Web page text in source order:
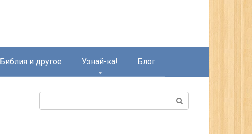
Библия и другое Узнай-ка! Блог